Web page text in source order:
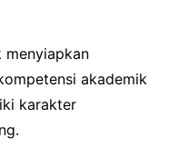
menyiapkan
akademik
karakter